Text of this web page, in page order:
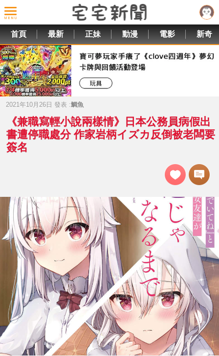
首頁 最新 正妹 動漫 電影 新奇
2021年10月26日 發表 :鯛魚
《兼職寫輕小說兩樣情》日本公務員病假出
書遭停職處分 作家岩柄イズカ反倒被老闆要
簽名